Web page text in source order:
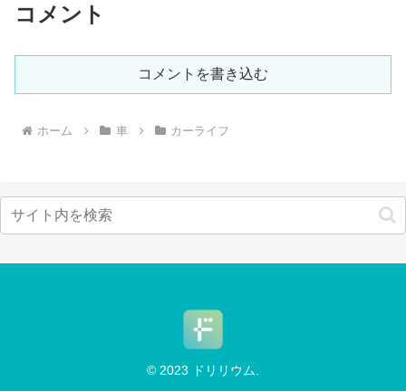
コメント
コメントを書き込む
ホーム 車 カーライフ
© 2023 ドリリウム.